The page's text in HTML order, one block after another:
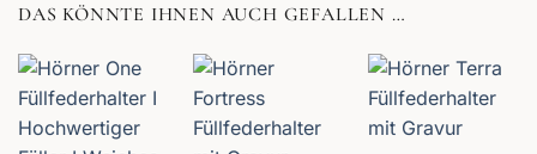
DAS KÖNNTE IHNEN AUCH GEFALLEN …